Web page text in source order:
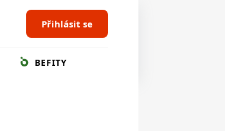
Přihlásit se
BEFITY